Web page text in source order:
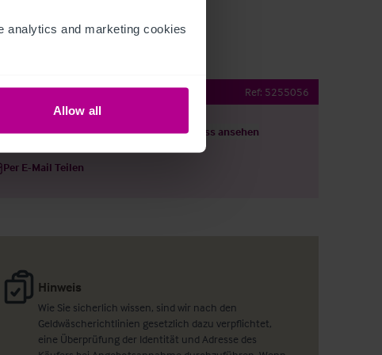
analytics and marketing cookies
Allow all
@ Ladybank Ref: 5255056
Details herunterladen Grundriss ansehen
Per E-Mail Teilen
Hinweis
Wie Sie sicherlich wissen, sind wir nach den
Geldwäscherichtlinien gesetzlich dazu verpflichtet,
eine Überprüfung der Identität und Adresse des